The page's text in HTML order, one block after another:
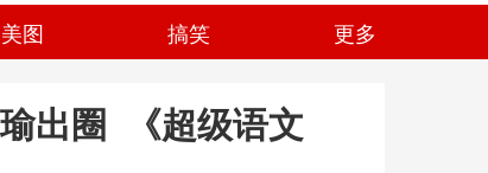
美图 搞笑 更多
出圈 《超级语文